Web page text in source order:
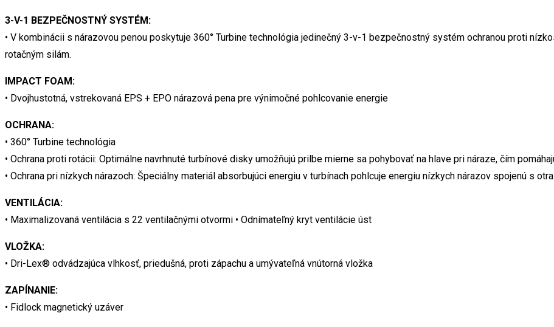
3-V-1 BEZPEČNOSTNÝ SYSTÉM:
• V kombinácii s nárazovou penou poskytuje 360° Turbine technológia jedinečný 3-v-1 bezpečnostný systém ochranou proti
rotačným silám.
IMPACT FOAM:
• Dvojhustotná, vstrekovaná EPS + EPO nárazová pena pre výnimočné pohlcovanie energie
OCHRANA:
• 360° Turbine technológia
• Ochrana proti rotácii: Optimálne navrhnuté turbínové disky umožňujú prilbe mierne sa pohybovať na hlave pri náraze, čím
• Ochrana pri nízkych nárazoch: Špeciálny materiál absorbujúci energiu v turbínach pohlcuje energiu nízkych nárazov spojenú s
VENTILÁCIA:
• Maximalizovaná ventilácia s 22 ventilačnými otvormi • Odnímateľný kryt ventilácie úst
VLOŽKA:
• Dri-Lex® odvádzajúca vlhkosť, priedušná, proti zápachu a umývateľná vnútorná vložka
ZAPÍNANIE:
• Fidlock magnetický uzáver